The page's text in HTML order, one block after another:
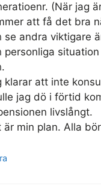
(När jag
att få det bra
se andra viktigare
personliga
klarar att inte
jag dö i förtid
livslångt.
är min plan. Alla